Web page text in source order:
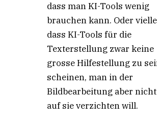
dass man KI-Tools wenig
brauchen kann. Oder
dass KI-Tools für die
Texterstellung zwar keine
grosse Hilfestellung zu
scheinen, man in der
Bildbearbeitung aber
auf sie verzichten will.